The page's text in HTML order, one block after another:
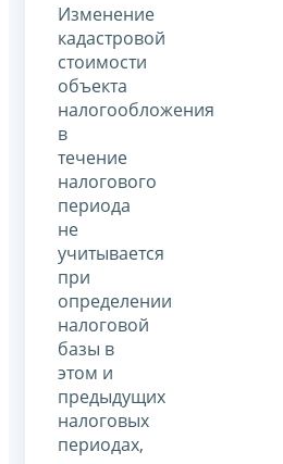
Изменение
кадастровой
стоимости
объекта
налогообложения
в
течение
налогового
периода
не
учитывается
при
определении
налоговой
базы в
этом и
предыдущих
налоговых
периодах,